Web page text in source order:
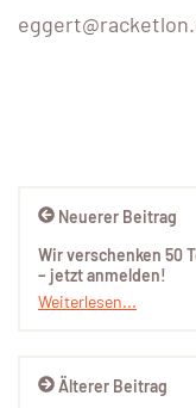
Älterer Beitrag
Neuerer Beitrag
Wir verschenken 50
– jetzt anmelden!
Weiterlesen...